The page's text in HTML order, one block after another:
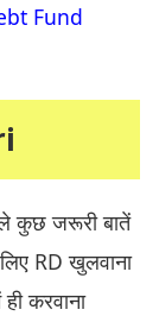
Fund
कुछ जरूरी बातें
RD खुलवाना
करवाना